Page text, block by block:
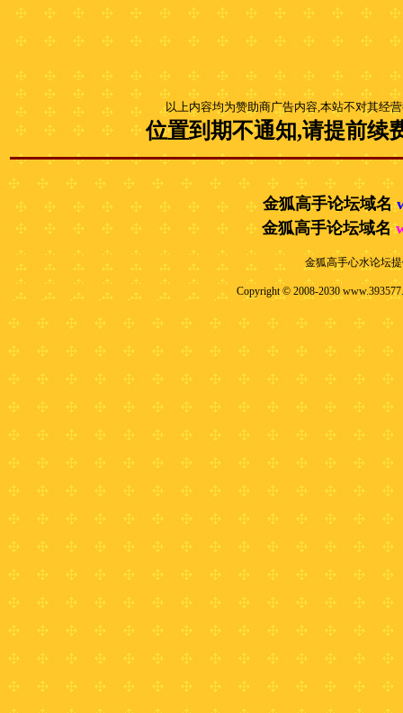
以上内容均为赞助商广告内容,本站不对其经
位置到期不通知,请提前续
金狐高手论坛域名
金狐高手论坛域名
金狐高手心水论坛
Copyright © 2008-2030